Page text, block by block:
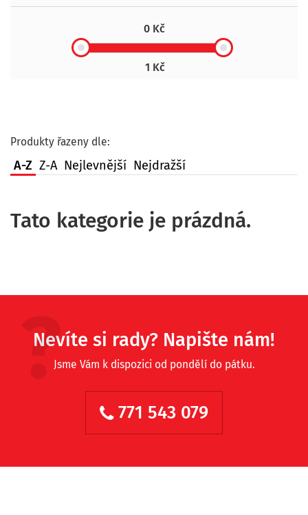
0 Kč
1 Kč
Produkty řazeny dle:
A-Z Z-A Nejlevnější Nejdražší
Tato kategorie je prázdná.
Nevíte si rady? Napište nám!
Jsme Vám k dispozici od pondělí do pátku.
771 543 079